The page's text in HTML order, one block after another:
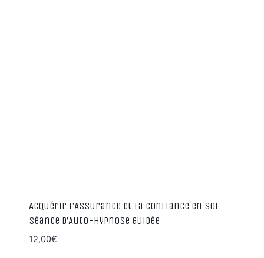
Acquérir l’Assurance et la Confiance en Soi –
Séance d’Auto-Hypnose Guidée
12,00€